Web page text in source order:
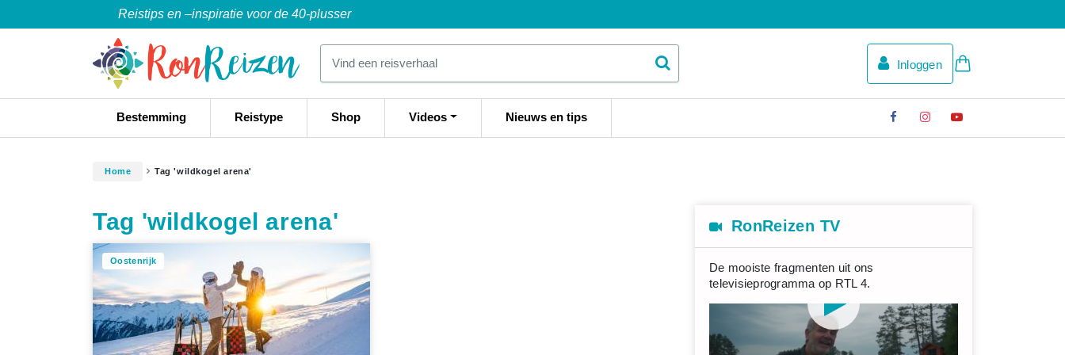
Reistips en –inspiratie voor de 40-plusser
Inloggen
Bestemming Reistype Shop Videos Nieuws en tips
Home Tag 'wildkogel arena'
Tag 'wildkogel arena'
Oostenrijk
RonReizen TV
De mooiste fragmenten uit ons
televisieprogramma op RTL 4.